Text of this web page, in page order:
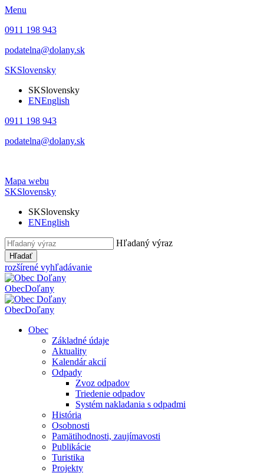
Menu
0911 198 943
podatelna@dolany.sk
SKSlovensky
SKSlovensky
ENEnglish
0911 198 943
podatelna@dolany.sk
Mapa webu
SKSlovensky
SKSlovensky
ENEnglish
Hľadaný výraz
Hľadať
rozšírené vyhľadávanie
ObecDoľany
ObecDoľany
Obec
Základné údaje
Aktuality
Kalendár akcií
Odpady
Zvoz odpadov
Triedenie odpadov
Systém nakladania s odpadmi
História
Osobnosti
Pamätihodnosti, zaujímavosti
Publikácie
Turistika
Projekty